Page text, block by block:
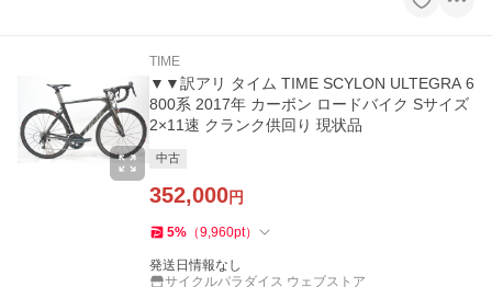
TIME
▼▼訳アリ タイム TIME SCYLON ULTEGRA 6
800系 2017年 カーボン ロードバイク Sサイズ
2×11速 クランク供回り 現状品
中古
352,000円
5% （9,960pt）
発送日情報なし
サイクルパラダイス ウェブストア